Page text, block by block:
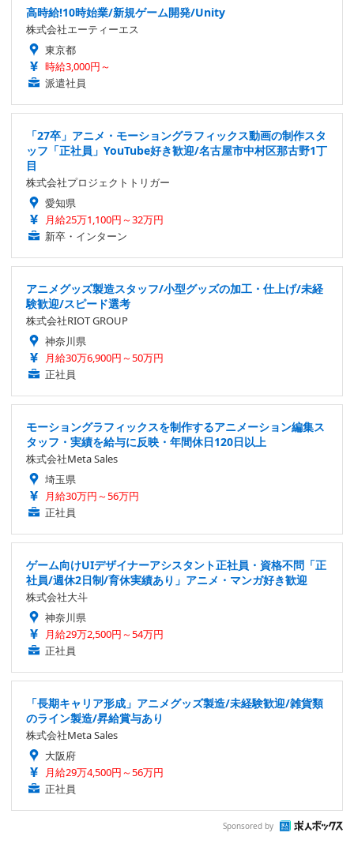
高時給!10時始業/新規ゲーム開発/Unity
株式会社エーティーエス
東京都
時給3,000円～
派遣社員
「27卒」アニメ・モーショングラフィックス動画の制作スタ
ッフ「正社員」YouTube好き歓迎/名古屋市中村区那古野1丁
目
株式会社プロジェクトトリガー
愛知県
月給25万1,100円～32万円
新卒・インターン
アニメグッズ製造スタッフ/小型グッズの加工・仕上げ/未経
験歓迎/スピード選考
株式会社RIOT GROUP
神奈川県
月給30万6,900円～50万円
正社員
モーショングラフィックスを制作するアニメーション編集ス
タッフ・実績を給与に反映・年間休日120日以上
株式会社Meta Sales
埼玉県
月給30万円～56万円
正社員
ゲーム向けUIデザイナーアシスタント正社員・資格不問「正
社員/週休2日制/育休実績あり」アニメ・マンガ好き歓迎
株式会社大斗
神奈川県
月給29万2,500円～54万円
正社員
「長期キャリア形成」アニメグッズ製造/未経験歓迎/雑貨類
のライン製造/昇給賞与あり
株式会社Meta Sales
大阪府
月給29万4,500円～56万円
正社員
Sponsored by